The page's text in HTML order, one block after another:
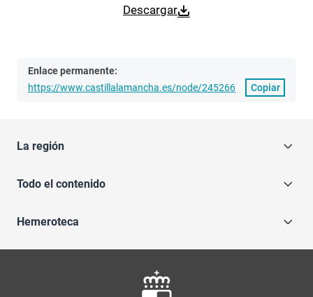
Descargar
Enlace permanente:
https://www.castillalamancha.es/node/245266
Copiar
La región
Todo el contenido
Hemeroteca